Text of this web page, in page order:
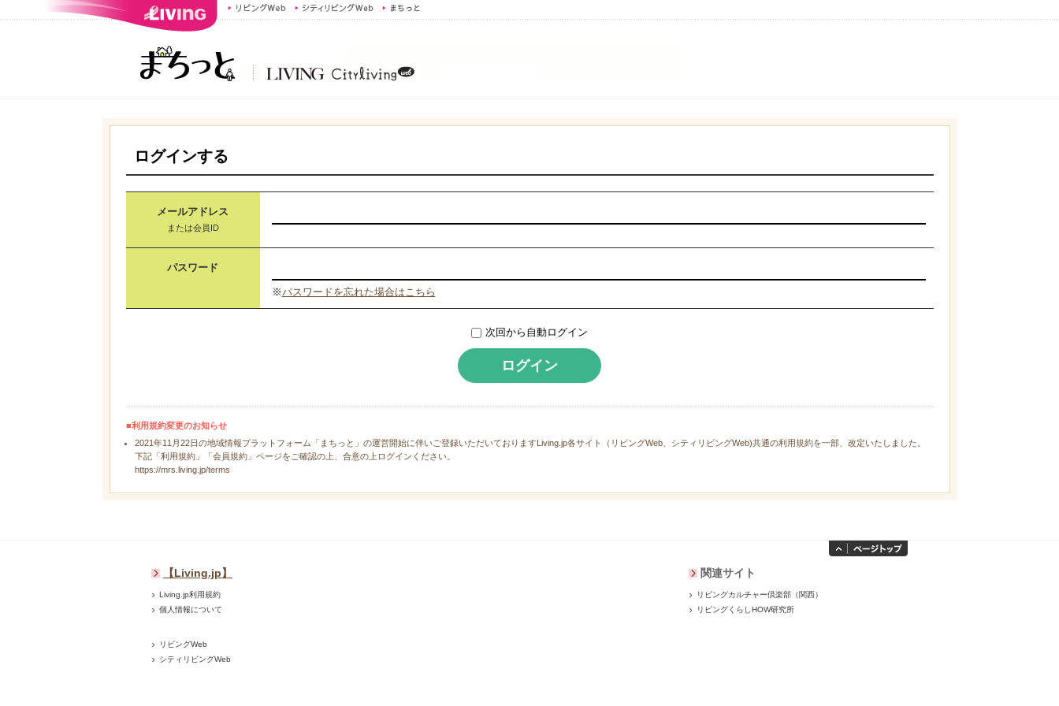
ログインする
メールアドレス
または会員ID
パスワード
※パスワードを忘れた場合はこちら
次回から自動ログイン
ログイン
■利用規約変更のお知らせ
2021年11月22日の地域情報プラットフォーム「まちっと」の運営開始に伴いご登録いただいておりますLiving.jp各サイト（リビングWeb、シティリビングWeb)共通の利用規約を一部、改定いたしました。
下記「利用規約」「会員規約」ページをご確認の上、合意の上ログインください。
https://mrs.living.jp/terms
【Living.jp】
Living.jp利用規約
個人情報について
リビングWeb
シティリビングWeb
関連サイト
リビングカルチャー倶楽部（関西）
リビングくらしHOW研究所